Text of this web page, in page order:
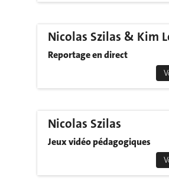
Nicolas Szilas & Kim
Reportage en direct
Nicolas Szilas
Jeux vidéo pédagogiques